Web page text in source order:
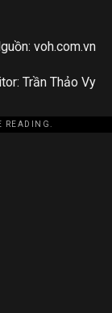
voh.com.vn
Trần Thảo Vy
READING.